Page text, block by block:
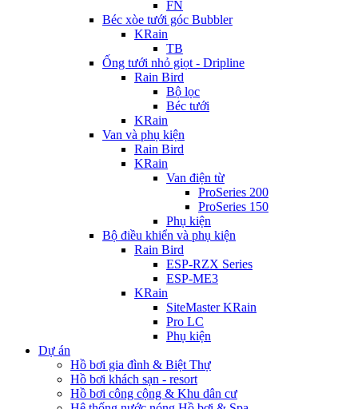
FN
Béc xòe tưới góc Bubbler
KRain
TB
Ống tưới nhỏ giọt - Dripline
Rain Bird
Bộ lọc
Béc tưới
KRain
Van và phụ kiện
Rain Bird
KRain
Van điện từ
ProSeries 200
ProSeries 150
Phụ kiện
Bộ điều khiển và phụ kiện
Rain Bird
ESP-RZX Series
ESP-ME3
KRain
SiteMaster KRain
Pro LC
Phụ kiện
Dự án
Hồ bơi gia đình & Biệt Thự
Hồ bơi khách sạn - resort
Hồ bơi công cộng & Khu dân cư